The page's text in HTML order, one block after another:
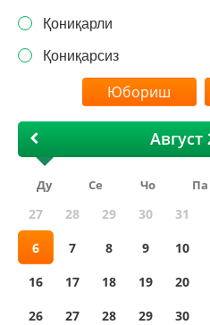
Қониқарли
Қониқарсиз
Август
Ду Се Чо Па
27 28 29 30 31
6
7 8 9 10
16
17 18 19 20
26
27 28 29 30